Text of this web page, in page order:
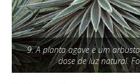
9. A planta agave é um
dose de luz natural.